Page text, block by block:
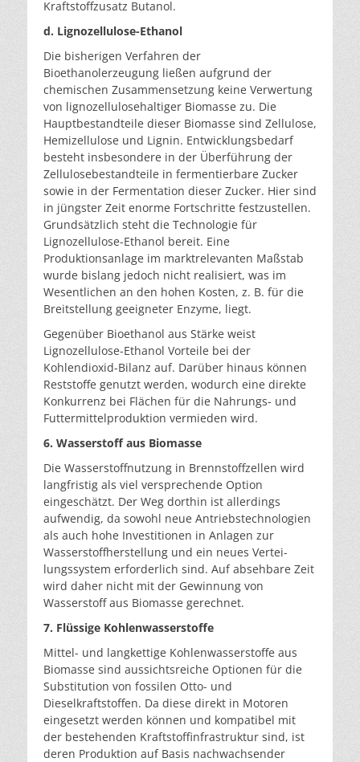
Kraftstoffzusatz Butanol.
d. Lignozellulose-Ethanol
Die bisherigen Verfahren der
Bioethanolerzeugung ließen aufgrund der
chemischen Zusammensetzung keine Ver­wertung
von lignozellulosehaltiger Biomasse zu. Die
Hauptbestandteile dieser Biomasse sind Zellulose,
Hemi­zellulose und Lignin. Entwicklungsbedarf
besteht insbe­sondere in der Überführung der
Zellulosebestandteile in fermentierbare Zucker
sowie in der Fermentation dieser Zucker. Hier sind
in jüngster Zeit enorme Fortschritte festzustellen.
Grundsätzlich steht die Technologie für
Lignozellulose-Ethanol bereit. Eine
Produktionsanlage im marktrelevanten Maßstab
wurde bislang jedoch nicht realisiert, was im
Wesentlichen an den hohen Kosten, z. B. für die
Breitstellung geeigneter Enzyme, liegt.
Gegenüber Bioethanol aus Stärke weist
Lignozellulose-Ethanol Vorteile bei der
Kohlendioxid-Bilanz auf. Da­rüber hinaus können
Reststoffe genutzt werden, wodurch eine direkte
Konkurrenz bei Flächen für die Nahrungs- und
Futtermittelproduktion vermieden wird.
6. Wasserstoff aus Biomasse
Die Wasserstoffnutzung in Brennstoffzellen wird
lang­fristig als viel versprechende Option
eingeschätzt. Der Weg dorthin ist allerdings
aufwendig, da sowohl neue Antriebstechnologien
als auch hohe Investitionen in An­lagen zur
Wasserstoffherstellung und ein neues Vertei­
lungssystem erforderlich sind. Auf absehbare Zeit
wird daher nicht mit der Gewinnung von
Wasserstoff aus Bio­masse gerechnet.
7. Flüssige Kohlenwasserstoffe
Mittel- und langkettige Kohlenwasserstoffe aus
Biomasse sind aussichtsreiche Optionen für die
Substitution von fossilen Otto- und
Dieselkraftstoffen. Da diese direkt in Motoren
eingesetzt werden können und kompatibel mit
der bestehenden Kraftstoffinfrastruktur sind, ist
deren Produktion auf Basis nachwachsender